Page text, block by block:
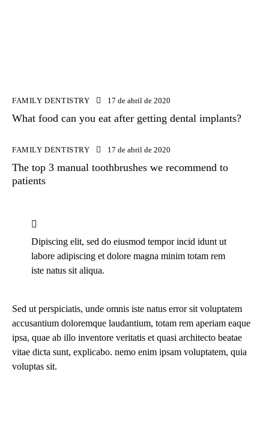
FAMILY DENTISTRY 17 de abril de 2020
What food can you eat after getting dental implants?
FAMILY DENTISTRY 17 de abril de 2020
The top 3 manual toothbrushes we recommend to
patients
Dipiscing elit, sed do eiusmod tempor incid idunt ut
labore adipiscing et dolore magna minim totam rem
iste natus sit aliqua.
Sed ut perspiciatis, unde omnis iste natus error sit voluptatem
accusantium doloremque laudantium, totam rem aperiam eaque
ipsa, quae ab illo inventore veritatis et quasi architecto beatae
vitae dicta sunt, explicabo. nemo enim ipsam voluptatem, quia
voluptas sit.